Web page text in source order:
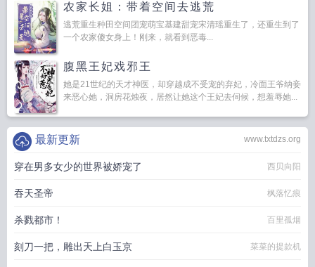
农家长姐：带着空间去逃荒
逃荒重生种田空间团宠萌宝基建甜宠宋清瑶重生了，还重生到了
一个农家傻女身上！刚来，就看到恶毒...
腹黑王妃戏邪王
她是21世纪的天才神医，却穿越成不受宠的弃妃，冷面王爷纳妾
来恶心她，洞房花烛夜，居然让她这个王妃去伺候，想羞辱她...
www.txtdzs.org
最新更新
穿在男多女少的世界被娇宠了 西贝向阳
吞天圣帝 枫落忆痕
杀戮都市！ 百里孤烟
刻刀一把，雕出天上白玉京 菜菜的提款机